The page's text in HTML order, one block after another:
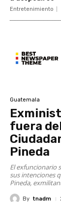
Entretenimiento